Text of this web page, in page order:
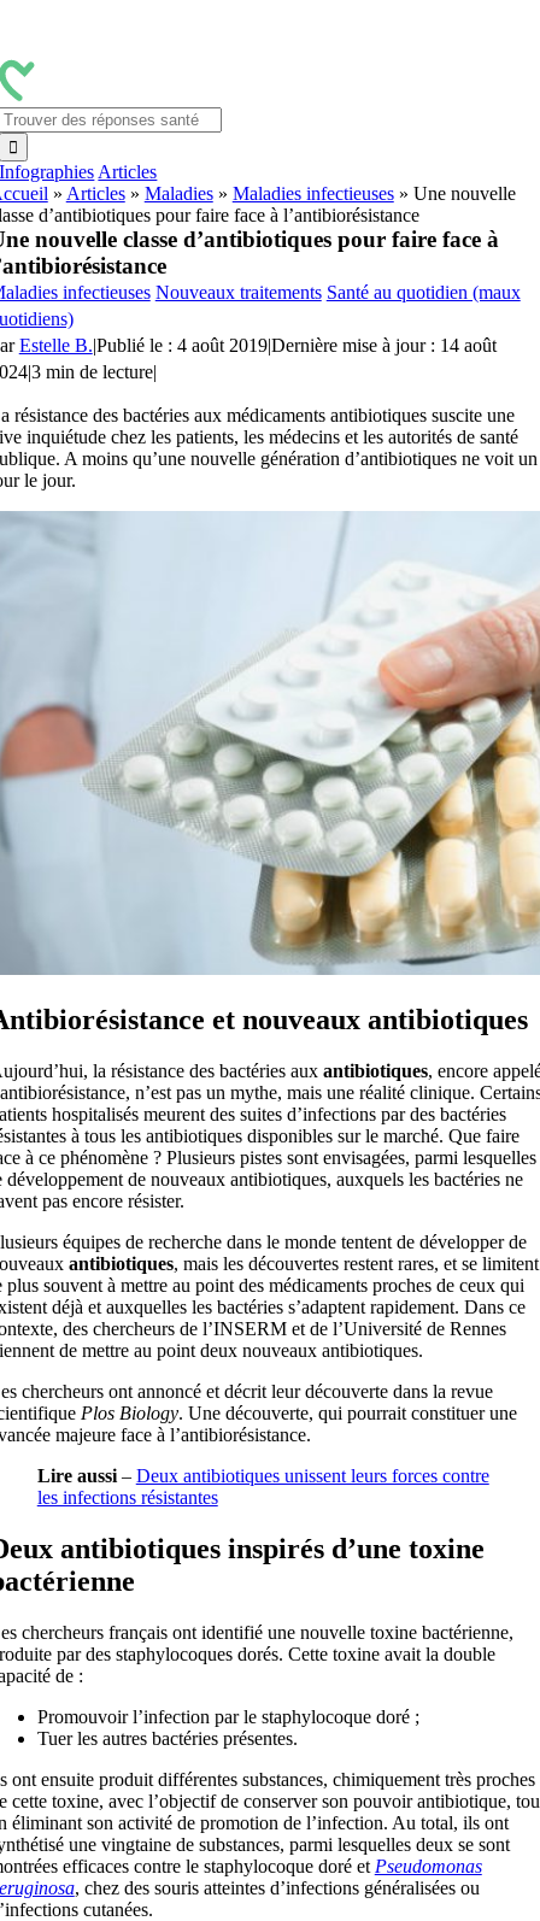
contenu
Infographies Articles
» Articles» Maladies» Maladies infectieuses» Une nouvelle
d’antibiotiques pour faire face à l’antibiorésistance
nouvelle classe d’antibiotiques pour faire face à
infectieuses Nouveaux traitements Santé au quotidien (maux
Estelle B.|Publié le : 4 août 2019|Dernière mise à jour : 14 août
|3 min de lecture|
résistance des bactéries aux médicaments antibiotiques suscite une
inquiétude chez les patients, les médecins et les autorités de santé
A moins qu’une nouvelle génération d’antibiotiques ne voit un
le jour.
et nouveaux antibiotiques
la résistance des bactéries aux antibiotiques, encore
n’est pas un mythe, mais une réalité clinique.
hospitalisés meurent des suites d’infections par des bactéries
à tous les antibiotiques disponibles sur le marché. Que faire
à ce phénomène ? Plusieurs pistes sont envisagées, parmi lesquelles
développement de nouveaux antibiotiques, auxquels les bactéries ne
pas encore résister.
équipes de recherche dans le monde tentent de développer de
antibiotiques, mais les découvertes restent rares, et se limitent
plus souvent à mettre au point des médicaments proches de ceux qui
déjà et auxquelles les bactéries s’adaptent rapidement. Dans ce
des chercheurs de l’INSERM et de l’Université de Rennes
de mettre au point deux nouveaux antibiotiques.
chercheurs ont annoncé et décrit leur découverte dans la revue
Plos Biology. Une découverte, qui pourrait constituer une
majeure face à l’antibiorésistance.
Lire aussi– Deux antibiotiques unissent leurs forces contre
les infections résistantes
antibiotiques inspirés d’une toxine
chercheurs français ont identifié une nouvelle toxine bactérienne,
par des staphylocoques dorés. Cette toxine avait la double
de :
Promouvoir l’infection par le staphylocoque doré ;
Tuer les autres bactéries présentes.
ont ensuite produit différentes substances, chimiquement très proches
cette toxine, avec l’objectif de conserver son pouvoir antibiotique,
éliminant son activité de promotion de l’infection. Au total, ils ont
une vingtaine de substances, parmi lesquelles deux se sont
efficaces contre le staphylocoque doré et Pseudomonas
, chez des souris atteintes d’infections généralisées ou
cutanées.